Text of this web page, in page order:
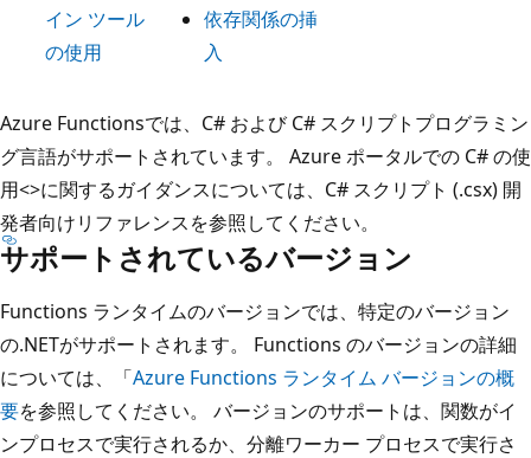
イン ツール
の使用
依存関係の挿
入
Azure Functionsでは、C# および C# スクリプトプログラミン
グ言語がサポートされています。 Azure ポータルでの C# の使
用<>に関するガイダンスについては、 C# スクリプト (.csx) 開
発者向けリファレンスを参照してください。
サポートされているバージョン
Functions ランタイムのバージョンでは、特定のバージョン
の.NETがサポートされます。 Functions のバージョンの詳細
については、「Azure Functions ランタイム バージョンの概
要を参照してください。 バージョンのサポートは、関数がイ
ンプロセスで実行されるか、分離ワーカー プロセスで実行さ